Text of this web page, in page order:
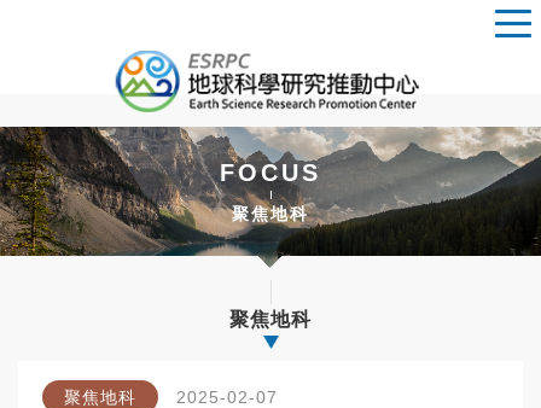
FOCUS
聚焦地科
聚焦地科
聚焦地科 2025-02-07